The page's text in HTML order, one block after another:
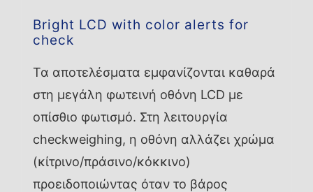
Bright LCD with color alerts for
check
Τα αποτελέσματα εμφανίζονται καθαρά
στη μεγάλη φωτεινή οθόνη LCD με
οπίσθιο φωτισμό. Στη λειτουργία
checkweighing, η οθόνη αλλάζει χρώμα
(κίτρινο/πράσινο/κόκκινο)
προειδοποιώντας όταν το βάρος